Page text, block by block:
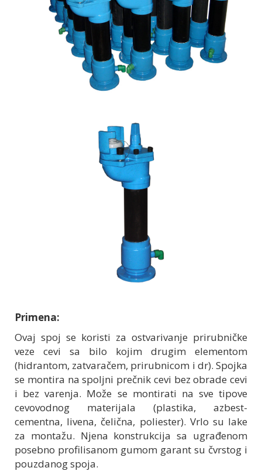
Primena:
Ovaj spoj se koristi za ostvarivanje prirubničke
veze cevi sa bilo kojim drugim elementom
(hidrantom, zatvaračem, prirubnicom i dr). Spojka
se montira na spoljni prečnik cevi bez obrade cevi
i bez varenja. Može se montirati na sve tipove
cevovodnog materijala (plastika, azbest-
cementna, livena, čelična, poliester). Vrlo su lake
za montažu. Njena konstrukcija sa ugrađenom
posebno profilisanom gumom garant su čvrstog i
pouzdanog spoja.